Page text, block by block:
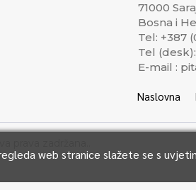
71000
Bosna i
Tel: +387
Tel
E-mail :
Naslovna
web stranice slažete se s